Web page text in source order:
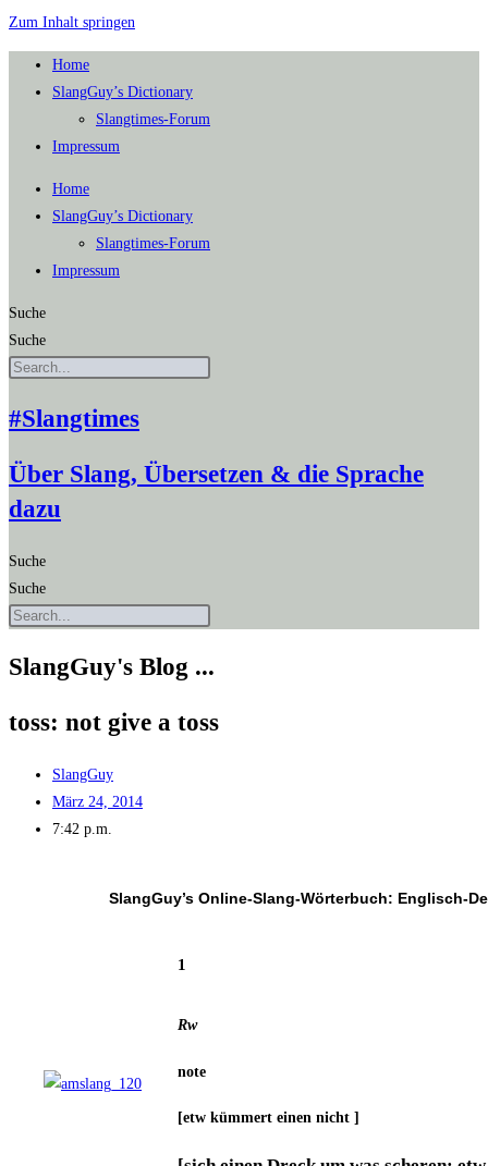
Zum Inhalt springen
Home
SlangGuy’s Dic­tion­a­ry
Slang­times-Forum
Impres­sum
Home
SlangGuy’s Dic­tion­a­ry
Slang­times-Forum
Impres­sum
Suche
Suche
#Slangtimes
Über Slang, Übersetzen & die Sprache
dazu
Suche
Suche
SlangGuy's Blog ...
toss: not give a toss
SlangGuy
März 24, 2014
7:42 p.m.
SlangGuy’s Online-Slang-Wör­ter­buch: Englisch-
1
Rw
note
[etw küm­mert einen nicht ]